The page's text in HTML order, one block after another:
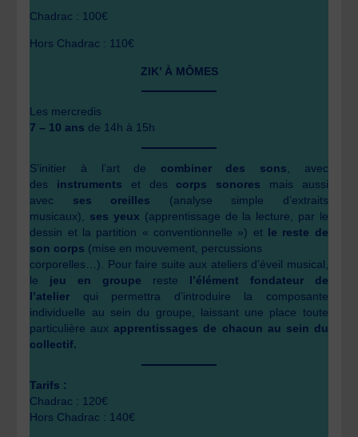
Chadrac : 100€
Hors Chadrac : 110€
ZIK’ À MÔMES
Les mercredis
7 – 10 ans de 14h à 15h
S’initier à l’art de combiner des sons, avec
des instruments et des corps sonores mais aussi
avec ses oreilles (analyse simple d’extraits
musicaux), ses yeux (apprentissage de la lecture, par le
dessin et la partition « conventionnelle ») etle reste de
son corps (mise en mouvement, percussions
corporelles…). Pour faire suite aux ateliers d’éveil musical,
le jeu en groupe reste l’élément fondateur de
l’atelier qui permettra d’introduire la composante
individuelle au sein du groupe, laissant une place toute
particulière auxapprentissages de chacun au sein du
collectif.
Tarifs :
Chadrac : 120€
Hors Chadrac : 140€